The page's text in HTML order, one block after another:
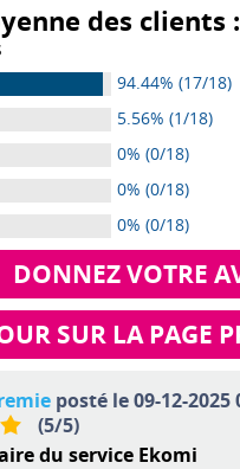
des clients :
94.44% (17/18)
5.56% (1/18)
0% (0/18)
0% (0/18)
0% (0/18)
DONNEZ VOTRE
SUR LA PAGE
posté le 09-12-2025
(5/5)
du service Ekomi